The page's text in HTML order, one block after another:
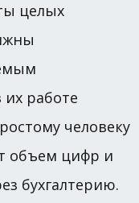
целых
работе
человеку
объем цифр и
бухгалтерию.